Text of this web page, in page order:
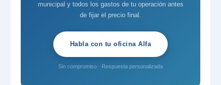
municipal y todos los gastos de tu operación antes
de fijar el precio final.
Habla con tu oficina Alfa
Sin compromiso · Respuesta personalizada